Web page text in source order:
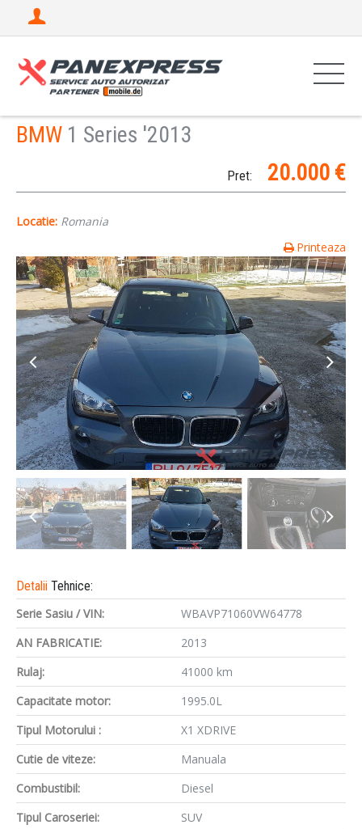
BMW 1 Series '2013
Pret: 20.000 €
Locatie: Romania
Printeaza
Detalii Tehnice:
Serie Sasiu / VIN:
WBAVP71060VW64778
AN FABRICATIE:
2013
Rulaj:
41000 km
Capacitate motor:
1995.0L
Tipul Motorului :
X1 XDRIVE
Cutie de viteze:
Manuala
Combustibil:
Diesel
Tipul Caroseriei:
SUV